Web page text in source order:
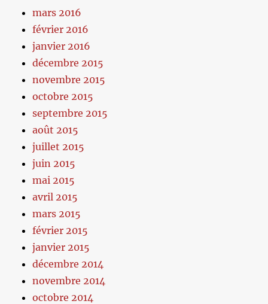
mars 2016
février 2016
janvier 2016
décembre 2015
novembre 2015
octobre 2015
septembre 2015
août 2015
juillet 2015
juin 2015
mai 2015
avril 2015
mars 2015
février 2015
janvier 2015
décembre 2014
novembre 2014
octobre 2014